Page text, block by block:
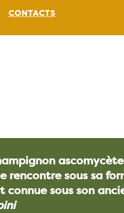
CONTACTS
ascomycète
rencontre sous sa
connue sous son